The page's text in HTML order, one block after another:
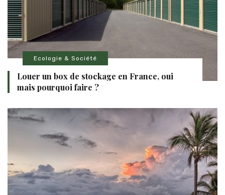
Ecologie & Société
Louer un box de stockage en France, oui
mais pourquoi faire ?